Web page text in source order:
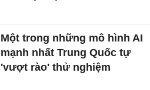
Một trong những mô hình AI
mạnh nhất Trung Quốc tự
'vượt rào' thử nghiệm